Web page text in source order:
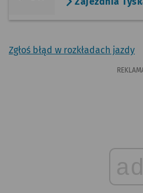
Zgłoś błąd w rozkładach jazdy
ad